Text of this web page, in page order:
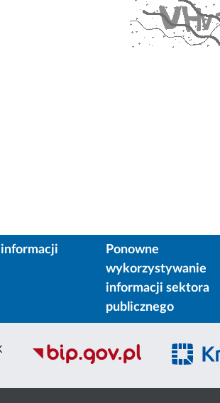
Ponowne
wykorzystywanie
informacji sektora
publicznego